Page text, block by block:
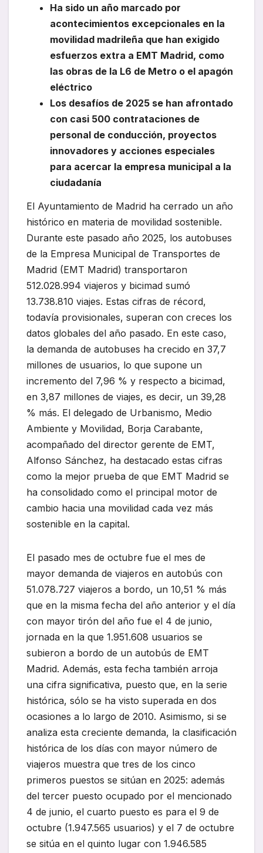
Ha sido un año marcado por
acontecimientos excepcionales en la
movilidad madrileña que han exigido
esfuerzos extra a EMT Madrid, como
las obras de la L6 de Metro o el apagón
eléctrico
Los desafíos de 2025 se han afrontado
con casi 500 contrataciones de
personal de conducción, proyectos
innovadores y acciones especiales
para acercar la empresa municipal a la
ciudadanía
El Ayuntamiento de Madrid ha cerrado un año
histórico en materia de movilidad sostenible.
Durante este pasado año 2025, los autobuses
de la Empresa Municipal de Transportes de
Madrid (EMT Madrid) transportaron
512.028.994 viajeros y bicimad sumó
13.738.810 viajes. Estas cifras de récord,
todavía provisionales, superan con creces los
datos globales del año pasado. En este caso,
la demanda de autobuses ha crecido en 37,7
millones de usuarios, lo que supone un
incremento del 7,96 % y respecto a bicimad,
en 3,87 millones de viajes, es decir, un 39,28
% más. El delegado de Urbanismo, Medio
Ambiente y Movilidad, Borja Carabante,
acompañado del director gerente de EMT,
Alfonso Sánchez, ha destacado estas cifras
como la mejor prueba de que EMT Madrid se
ha consolidado como el principal motor de
cambio hacia una movilidad cada vez más
sostenible en la capital.
El pasado mes de octubre fue el mes de
mayor demanda de viajeros en autobús con
51.078.727 viajeros a bordo, un 10,51 % más
que en la misma fecha del año anterior y el día
con mayor tirón del año fue el 4 de junio,
jornada en la que 1.951.608 usuarios se
subieron a bordo de un autobús de EMT
Madrid. Además, esta fecha también arroja
una cifra significativa, puesto que, en la serie
histórica, sólo se ha visto superada en dos
ocasiones a lo largo de 2010. Asimismo, si se
analiza esta creciente demanda, la clasificación
histórica de los días con mayor número de
viajeros muestra que tres de los cinco
primeros puestos se sitúan en 2025: además
del tercer puesto ocupado por el mencionado
4 de junio, el cuarto puesto es para el 9 de
octubre (1.947.565 usuarios) y el 7 de octubre
se sitúa en el quinto lugar con 1.946.585